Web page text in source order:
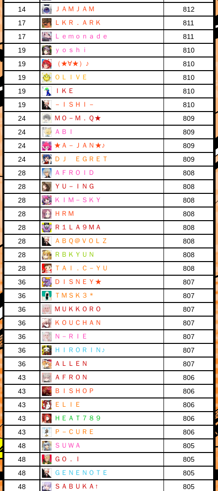
14
ＪＡＭＪＡＭ
812
17
ＬＫＲ．ＡＲＫ
811
17
Ｌｅｍｏｎａｄｅ
811
19
ｙｏｓｈｉ
810
19
（★∀★）♪
810
19
ＯＬＩＶＥ
810
19
ＩＫＥ
810
19
－ＩＳＨＩ－
810
24
ＭＯ－Ｍ．Ｑ★
809
24
ＡＢＩ
809
24
★Ａ－ＪＡＮ★♪
809
24
ＤＪ ＥＧＲＥＴ
809
28
ＡＦＲＯＩＤ
808
28
ＹＵ－ＩＮＧ
808
28
ＫＩＭ－ＳＫＹ
808
28
ＨＲＭ
808
28
Ｒ１ＬＡ９ＭＡ
808
28
ＡＢＱ＠ＶＯＬＺ
808
28
ＲＢＫＹＵＮ
808
28
ＴＡＩ．Ｃ－ＹＵ
808
36
ＤＩＳＮＥＹ★
807
36
ＴＭＳＫ３＊
807
36
ＭＵＫＫＯＲＯ
807
36
ＫＯＵＣＨＡＮ
807
36
Ｎ－ＲＩＥ
807
36
ＨＩＲＯＲＩＮ♪
807
36
ＡＬＬＥＮ
807
43
ＡＦＲＯＮ
806
43
ＢＩＳＨＯＰ
806
43
ＥＬＩＥ
806
43
ＨＥＡＴ７８９
806
43
Ｐ－ＣＵＲＥ
806
48
ＳＵＷＡ
805
48
ＧＯ．Ｉ
805
48
ＧＥＮＥＮＯＴＥ
805
48
ＳＡＢＵＫＡ↑
805